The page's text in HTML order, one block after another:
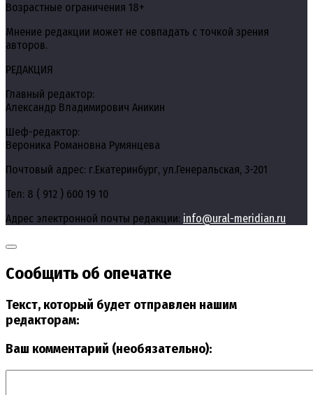
Возрастные ограничения 18+
Мнение редакции может не совпадать с точкой зрения
авторов.
РЕДАКЦИЯ
Главный редактор:
Александр Владимирович Аникин
Шеф-редактор:
Вероника Романовна Румянцева
Почтовый адрес: г.Екатеринбург, ул.Генеральская, 3-201
Тел: 8 ( 912 ) 600 19 10
Адрес электронной почты редакции: info@ural-meridian.ru
Сообщить об опечатке
Текст, который будет отправлен нашим
редакторам:
Ваш комментарий (необязательно):